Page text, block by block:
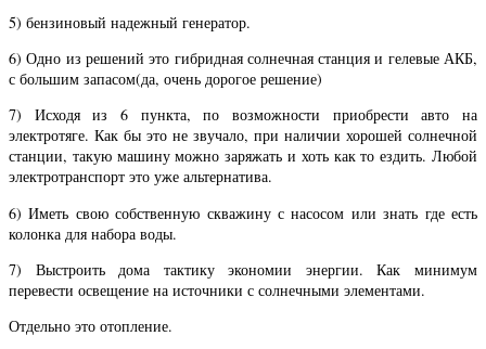
5) бензиновый надежный генератор.
6) Одно из решений это гибридная солнечная станция и гелевые АКБ,
с большим запасом(да, очень дорогое решение)
7) Исходя из 6 пункта, по возможности приобрести авто на
электротяге. Как бы это не звучало, при наличии хорошей солнечной
станции, такую машину можно заряжать и хоть как то ездить. Любой
электротранспорт это уже альтернатива.
6) Иметь свою собственную скважину с насосом или знать где есть
колонка для набора воды.
7) Выстроить дома тактику экономии энергии. Как минимум
перевести освещение на источники с солнечными элементами.
Отдельно это отопление.